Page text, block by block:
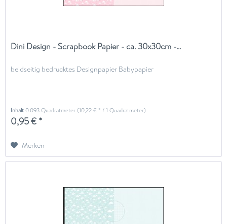
Dini Design - Scrapbook Papier - ca. 30x30cm -...
beidseitig bedrucktes Designpapier Babypapier
Inhalt0.093 Quadratmeter(10,22 € * / 1 Quadratmeter)
0,95 € *
Merken